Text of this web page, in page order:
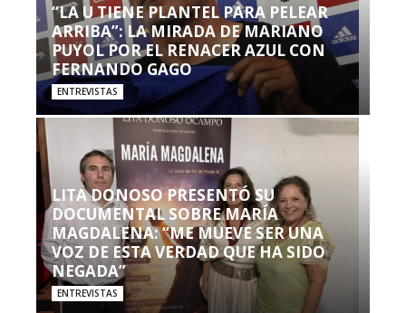
“LA U TIENE PLANTEL PARA PELEAR
ARRIBA”: LA MIRADA DE MARIANO
PUYOL POR EL RENACER AZUL CON
FERNANDO GAGO
ENTREVISTAS
LITA DONOSO PRESENTÓ SU
DOCUMENTAL SOBRE MARÍA
MAGDALENA: “ME MUEVE SER UNA
VOZ DE ESTA VERDAD QUE HA SIDO
NEGADA”
ENTREVISTAS